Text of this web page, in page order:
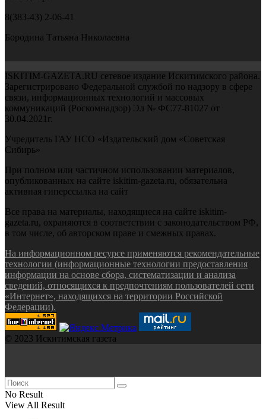
8(383-43) 2-06-41
Бородина Татьяна Николаевна
ISKITIM-GAZETA.RU сетевое издание Искитимского района.
Зарегистрировано Федеральной службой по надзору в сфере
связи, информационных технологий и массовых
коммуникаций (Роскомнадзор) Эл № ФС77-81027 от
30.04.2021г.
Учредитель ГАУ НСО «Издательский дом «Советская
Сибирь»
При полном или частичном использовании материалов,
опубликованных на сайте iskitim-gazeta.ru, обязательна
активная гиперссылка на сайт
Все права на материалы, находящиеся на сайте iskitim-
gazeta.ru, охраняются в соответствии с законодательством РФ,
в том числе, об авторском праве и смежных правах.
На информационном ресурсе применяются рекомендательные
технологии (информационные технологии предоставления
информации на основе сбора, систематизации и анализа
сведений, относящихся к предпочтениям пользователей сети
«Интернет», находящихся на территории Российской
Федерации).
© 2023 Искитимская газета
No Result
View All Result